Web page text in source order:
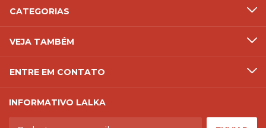
CATEGORIAS
VEJA TAMBÉM
ENTRE EM CONTATO
INFORMATIVO LALKA